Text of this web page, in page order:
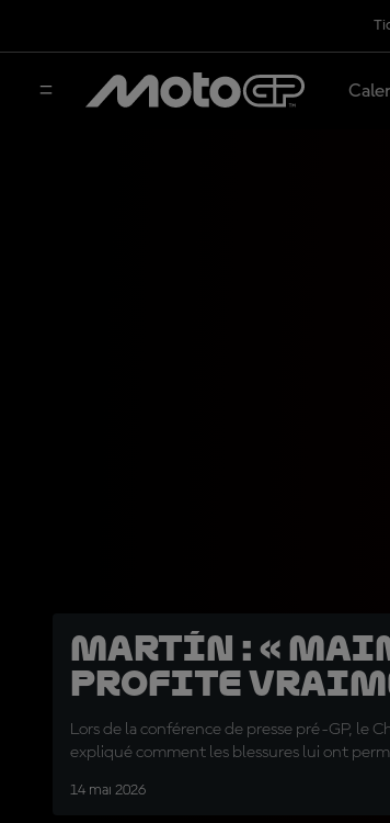
Martín : «
profite
Lors de la conférence de presse pré-GP, le
expliqué comment les blessures lui ont
14 mai 2026